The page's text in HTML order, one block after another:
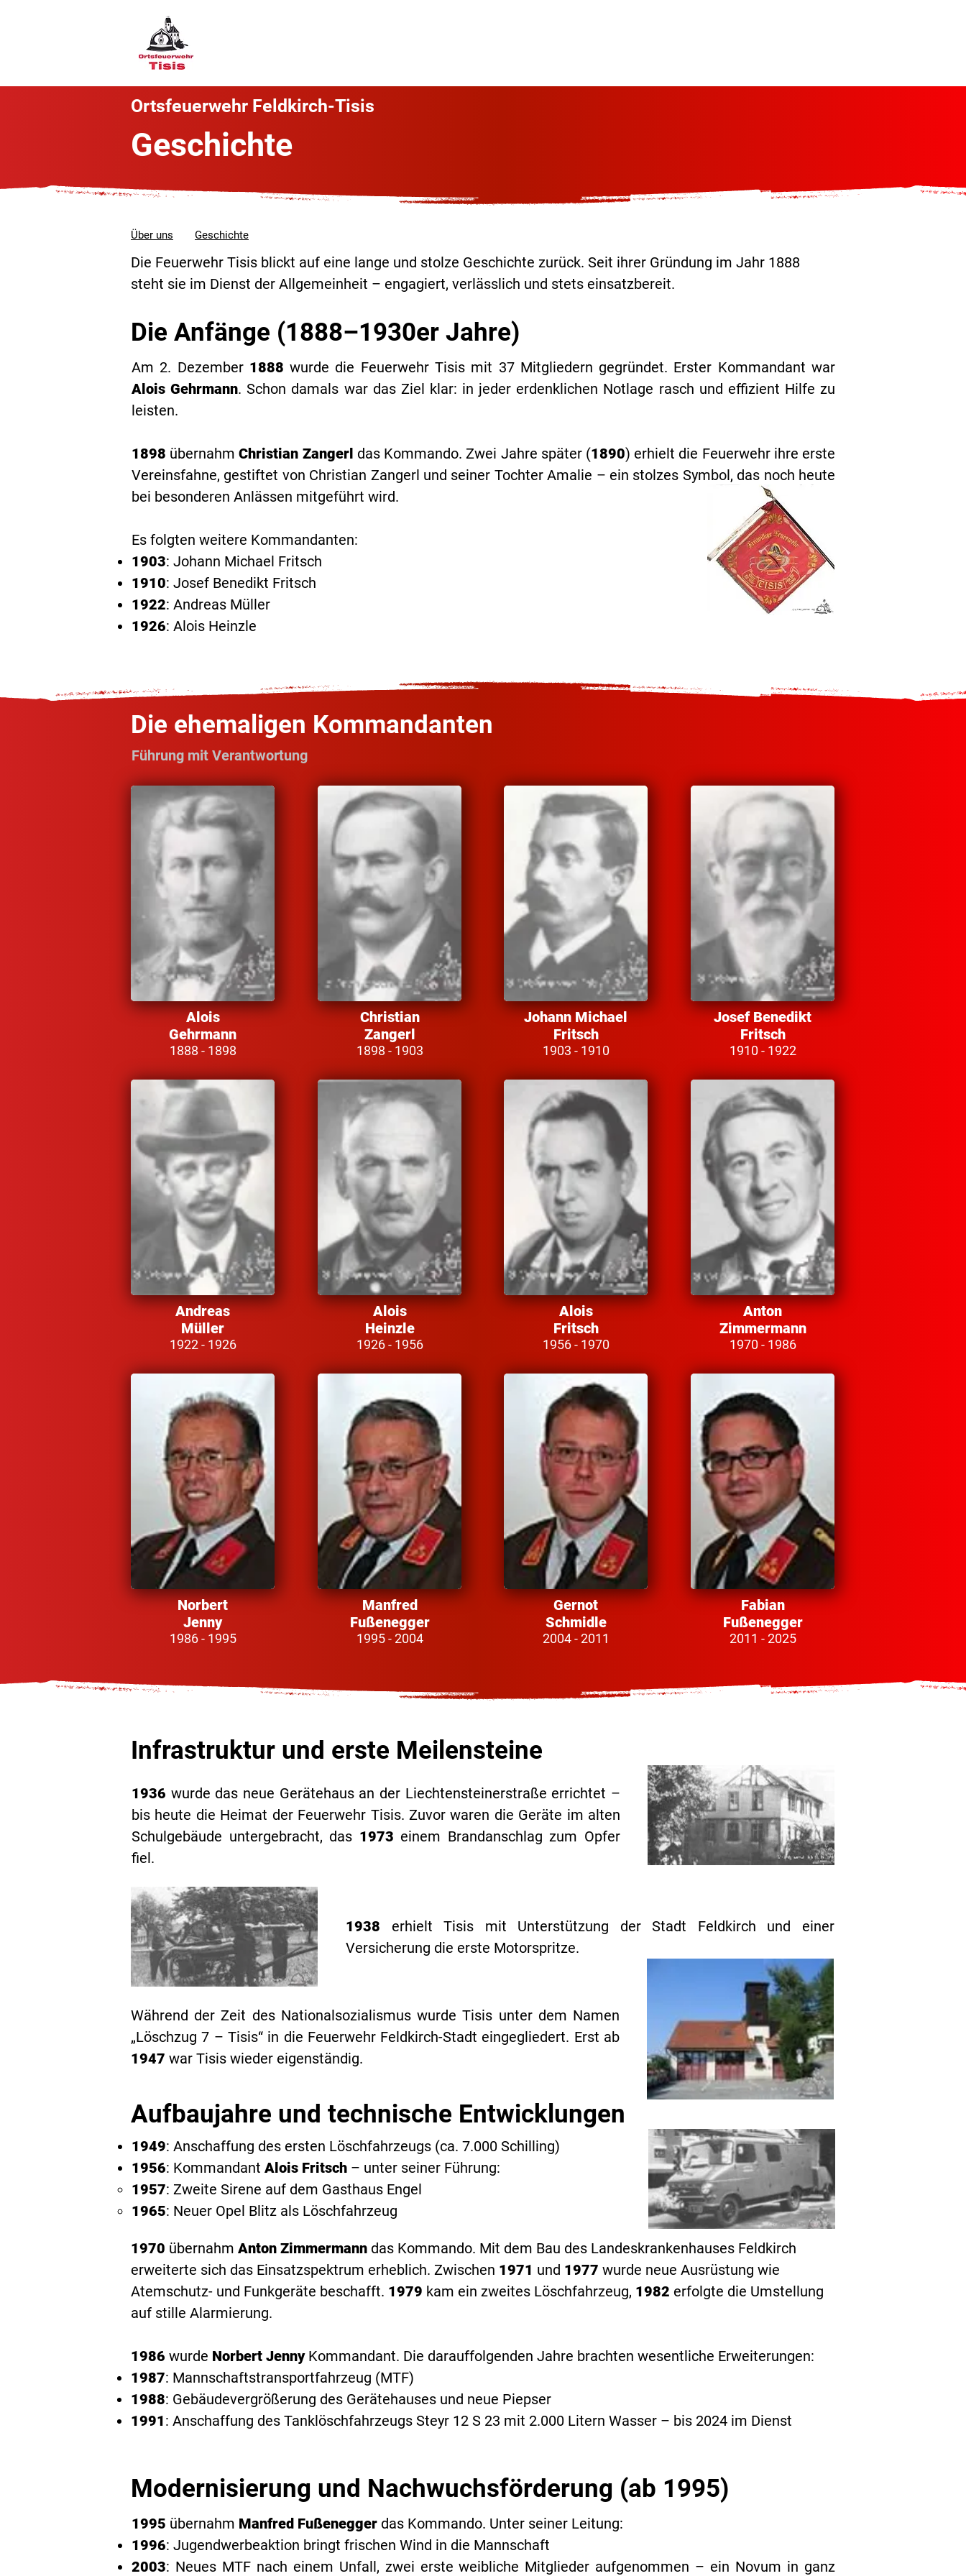
Ortsfeuerwehr Feldkirch-Tisis
Geschichte
Über uns Geschichte
Die Feuerwehr Tisis blickt auf eine lange und stolze Geschichte zurück. Seit ihrer Gründung im Jahr 1888
steht sie im Dienst der Allgemeinheit – engagiert, verlässlich und stets einsatzbereit.
Die Anfänge (1888–1930er Jahre)
Am 2. Dezember 1888 wurde die Feuerwehr Tisis mit 37 Mitgliedern gegründet. Erster Kommandant war
Alois Gehrmann. Schon damals war das Ziel klar: in jeder erdenklichen Notlage rasch und effizient Hilfe zu
leisten.
1898 übernahmChristian Zangerl das Kommando. Zwei Jahre später (1890) erhielt die Feuerwehr ihre erste
Vereinsfahne, gestiftet von Christian Zangerl und seiner Tochter Amalie – ein stolzes Symbol, das noch heute
bei besonderen Anlässen mitgeführt wird.
Es folgten weitere Kommandanten:
1903: Johann Michael Fritsch
1910: Josef Benedikt Fritsch
1922: Andreas Müller
1926: Alois Heinzle
Die ehemaligen Kommandanten
Führung mit Verantwortung
Alois
Gehrmann
1888 - 1898
Christian
Zangerl
1898 - 1903
Johann Michael
Fritsch
1903 - 1910
Josef Benedikt
Fritsch
1910 - 1922
Andreas
Müller
1922 - 1926
Alois
Heinzle
1926 - 1956
Alois
Fritsch
1956 - 1970
Anton
Zimmermann
1970 - 1986
Norbert
Jenny
1986 - 1995
Manfred
Fußenegger
1995 - 2004
Gernot
Schmidle
2004 - 2011
Fabian
Fußenegger
2011 - 2025
Infrastruktur und erste Meilensteine
1936 wurde das neue Gerätehaus an der Liechtensteinerstraße errichtet –
bis heute die Heimat der Feuerwehr Tisis. Zuvor waren die Geräte im alten
Schulgebäude untergebracht, das 1973 einem Brandanschlag zum Opfer
fiel.
1938 erhielt Tisis mit Unterstützung der Stadt Feldkirch und einer
Versicherung die erste Motorspritze.
Während der Zeit des Nationalsozialismus wurde Tisis unter dem Namen
„Löschzug 7 – Tisis“ in die Feuerwehr Feldkirch-Stadt eingegliedert. Erst ab
1947 war Tisis wieder eigenständig.
Aufbaujahre und technische Entwicklungen
1949: Anschaffung des ersten Löschfahrzeugs (ca. 7.000 Schilling)
1956: Kommandant Alois Fritsch – unter seiner Führung:
1957: Zweite Sirene auf dem Gasthaus Engel
1965: Neuer Opel Blitz als Löschfahrzeug
1970 übernahm Anton Zimmermann das Kommando. Mit dem Bau des Landeskrankenhauses Feldkirch
erweiterte sich das Einsatzspektrum erheblich. Zwischen 1971 und 1977 wurde neue Ausrüstung wie
Atemschutz- und Funkgeräte beschafft. 1979 kam ein zweites Löschfahrzeug, 1982 erfolgte die Umstellung
auf stille Alarmierung.
1986 wurde Norbert JennyKommandant. Die darauffolgenden Jahre brachten wesentliche Erweiterungen:
1987: Mannschaftstransportfahrzeug (MTF)
1988: Gebäudevergrößerung des Gerätehauses und neue Piepser
1991: Anschaffung des Tanklöschfahrzeugs Steyr 12 S 23 mit 2.000 Litern Wasser – bis 2024 im Dienst
Modernisierung und Nachwuchsförderung (ab 1995)
1995 übernahm Manfred Fußenegger das Kommando. Unter seiner Leitung:
1996: Jugendwerbeaktion bringt frischen Wind in die Mannschaft
2003: Neues MTF nach einem Unfall, zwei erste weibliche Mitglieder aufgenommen – ein Novum in ganz